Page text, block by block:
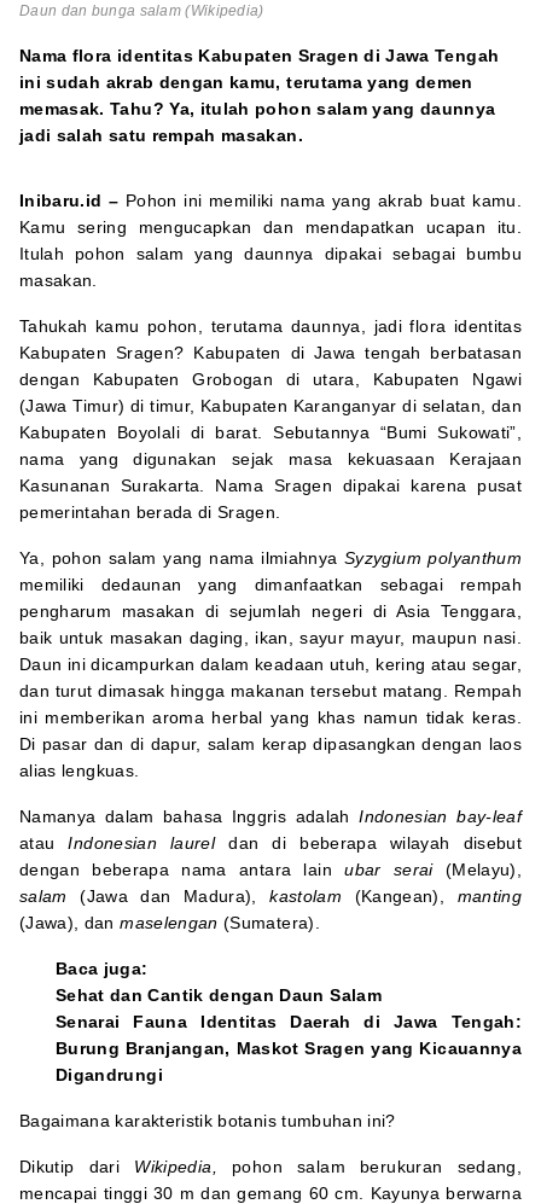
Daun dan bunga salam (Wikipedia)
Nama flora identitas Kabupaten Sragen di Jawa Tengah
ini sudah akrab dengan kamu, terutama yang demen
memasak. Tahu? Ya, itulah pohon salam yang daunnya
jadi salah satu rempah masakan.
Inibaru.id – Pohon ini memiliki nama yang akrab buat kamu.
Kamu sering mengucapkan dan mendapatkan ucapan itu.
Itulah pohon salam yang daunnya dipakai sebagai bumbu
masakan.
Tahukah kamu pohon, terutama daunnya, jadi flora identitas
Kabupaten Sragen? Kabupaten di Jawa tengah berbatasan
dengan Kabupaten Grobogan di utara, Kabupaten Ngawi
(Jawa Timur) di timur, Kabupaten Karanganyar di selatan, dan
Kabupaten Boyolali di barat. Sebutannya “Bumi Sukowati”,
nama yang digunakan sejak masa kekuasaan Kerajaan
Kasunanan Surakarta. Nama Sragen dipakai karena pusat
pemerintahan berada di Sragen.
Ya, pohon salam yang nama ilmiahnyaSyzygium polyanthum
memiliki dedaunan yang dimanfaatkan sebagai rempah
pengharum masakan di sejumlah negeri di Asia Tenggara,
baik untuk masakan daging, ikan, sayur mayur, maupun nasi.
Daun ini dicampurkan dalam keadaan utuh, kering atau segar,
dan turut dimasak hingga makanan tersebut matang. Rempah
ini memberikan aroma herbal yang khas namun tidak keras.
Di pasar dan di dapur, salam kerap dipasangkan dengan laos
alias lengkuas.
Namanya dalam bahasa Inggris adalahIndonesian bay-leaf
atauIndonesian laureldan di beberapa wilayah disebut
dengan beberapa nama antara lainubar serai(Melayu),
salam
(Jawa dan Madura),kastolam (Kangean), manting
(Jawa), danmaselengan (Sumatera).
Baca juga:
Sehat dan Cantik dengan Daun Salam
Senarai Fauna Identitas Daerah di Jawa Tengah:
Burung Branjangan, Maskot Sragen yang Kicauannya
Digandrungi
Bagaimana karakteristik botanis tumbuhan ini?
Dikutip dari Wikipedia,
pohon salam berukuran sedang,
mencapai tinggi 30 m dan gemang 60 cm. Kayunya berwarna